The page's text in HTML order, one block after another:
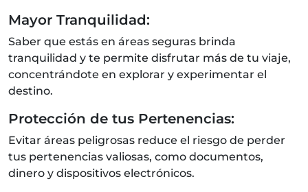
Mayor Tranquilidad:
Saber que estás en áreas seguras brinda
tranquilidad y te permite disfrutar más de tu viaje,
concentrándote en explorar y experimentar el
destino.
Protección de tus Pertenencias:
Evitar áreas peligrosas reduce el riesgo de perder
tus pertenencias valiosas, como documentos,
dinero y dispositivos electrónicos.